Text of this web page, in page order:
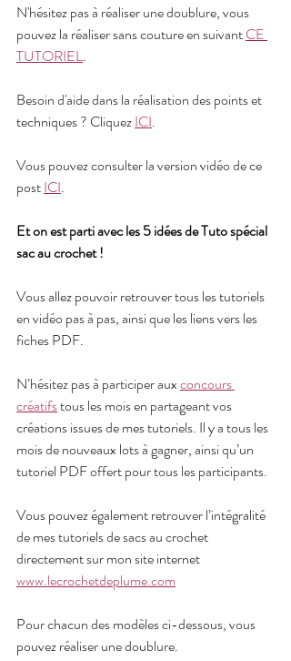
N'hésitez pas à réaliser une doublure, vous
pouvez la réaliser sans couture en suivant CE
TUTORIEL.
Besoin d'aide dans la réalisation des points et
techniques ? Cliquez ICI.
Vous pouvez consulter la version vidéo de ce
post ICI.
Et on est parti avec les 5 idées de Tuto spécial
sac au crochet !
Vous allez pouvoir retrouver tous les tutoriels
en vidéo pas à pas, ainsi que les liens vers les
fiches PDF.
N’hésitez pas à participer aux concours
créatifs tous les mois en partageant vos
créations issues de mes tutoriels. Il y a tous les
mois de nouveaux lots à gagner, ainsi qu’un
tutoriel PDF offert pour tous les participants.
Vous pouvez également retrouver l’intégralité
de mes tutoriels de sacs au crochet
directement sur mon site internet
www.lecrochetdeplume.com
Pour chacun des modèles ci-dessous, vous
pouvez réaliser une doublure.